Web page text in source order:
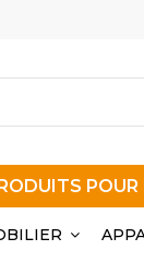
POUR